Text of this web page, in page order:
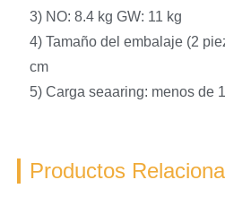
3) NO: 8.4 kg GW: 11 kg
4) Tamaño del embalaje (2
cm
5) Carga seaaring: menos de
Productos